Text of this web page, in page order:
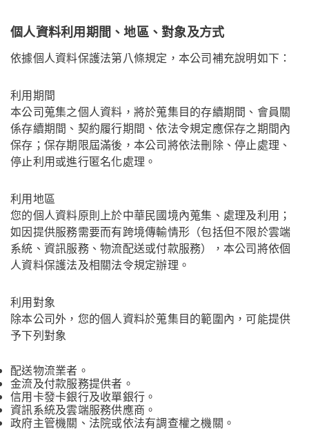
個人資料利用期間、地區、對象及方式
依據個人資料保護法第八條規定，本公司補充說明如下：
利用期間
本公司蒐集之個人資料，將於蒐集目的存續期間、會員關
係存續期間、契約履行期間、依法令規定應保存之期間內
保存；保存期限屆滿後，本公司將依法刪除、停止處理、
停止利用或進行匿名化處理。
利用地區
您的個人資料原則上於中華民國境內蒐集、處理及利用；
如因提供服務需要而有跨境傳輸情形（包括但不限於雲端
系統、資訊服務、物流配送或付款服務），本公司將依個
人資料保護法及相關法令規定辦理。
利用對象
除本公司外，您的個人資料於蒐集目的範圍內，可能提供
予下列對象
配送物流業者。
金流及付款服務提供者。
信用卡發卡銀行及收單銀行。
資訊系統及雲端服務供應商。
政府主管機關、法院或依法有調查權之機關。